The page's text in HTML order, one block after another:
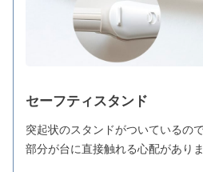
セーフティスタンド
突起状のスタンドがついているの
部分が台に直接触れる心配がありま